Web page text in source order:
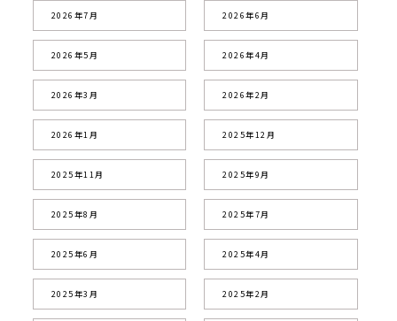
2026年7月 2026年6月
2026年5月 2026年4月
2026年3月 2026年2月
2026年1月 2025年12月
2025年11月 2025年9月
2025年8月 2025年7月
2025年6月 2025年4月
2025年3月 2025年2月